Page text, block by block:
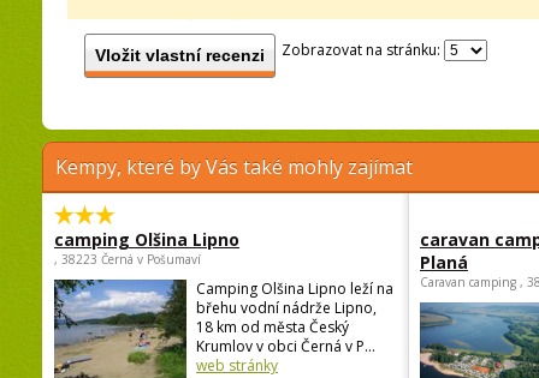
Vložit vlastní recenzi Zobrazovat na stránku:
Kempy, které by Vás také mohly zajímat
camping Olšina Lipno
, 38223 Černá v Pošumaví
Camping Olšina Lipno leží na
břehu vodní nádrže Lipno,
18 km od města Český
Krumlov v obci Černá v P...
web stránky
caravan
Planá
Caravan camping ,